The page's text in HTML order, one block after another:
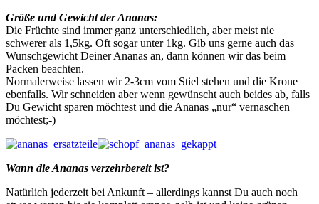
Größe und Gewicht der Ananas:
Die Früchte sind immer ganz unterschiedlich, aber meist nie
schwerer als 1,5kg. Oft sogar unter 1kg. Gib uns gerne auch das
Wunschgewicht Deiner Ananas an, dann können wir das beim
Packen beachten.
Normalerweise lassen wir 2-3cm vom Stiel stehen und die Krone
ebenfalls. Wir schneiden aber wenn gewünscht auch beides ab, falls
Du Gewicht sparen möchtest und die Ananas „nur“ vernaschen
möchtest;-)
Wann die Ananas verzehrbereit ist?
Natürlich jederzeit bei Ankunft – allerdings kannst Du auch noch